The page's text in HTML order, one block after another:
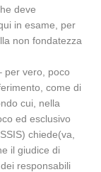
deve
in esame, per
non fondatezza
per vero, poco
come di
cui, nella
ed esclusivo
chiede(va,
il giudice di
responsabili